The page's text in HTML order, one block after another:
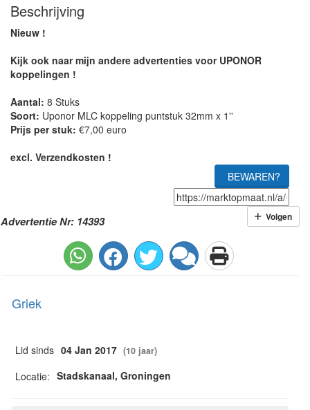
Beschrijving
Nieuw !
Kijk ook naar mijn andere advertenties voor UPONOR
koppelingen !
Aantal: 8 Stuks
Soort: Uponor MLC koppeling puntstuk 32mm x 1''
Prijs per stuk: €7,00 euro
excl. Verzendkosten !
BEWAREN?
Advertentie Nr: 14393 Volgen
Griek
Lid sinds 04 Jan 2017 (10 jaar)
Locatie: Stadskanaal, Groningen